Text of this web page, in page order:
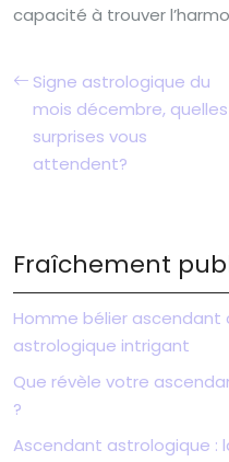
capacité à trouver
Signe astrologique du
mois décembre, quelles
surprises vous
attendent?
Fraîchement
Homme bélier ascendant
astrologique intrigant
Que révèle votre
?
Ascendant astrologique :